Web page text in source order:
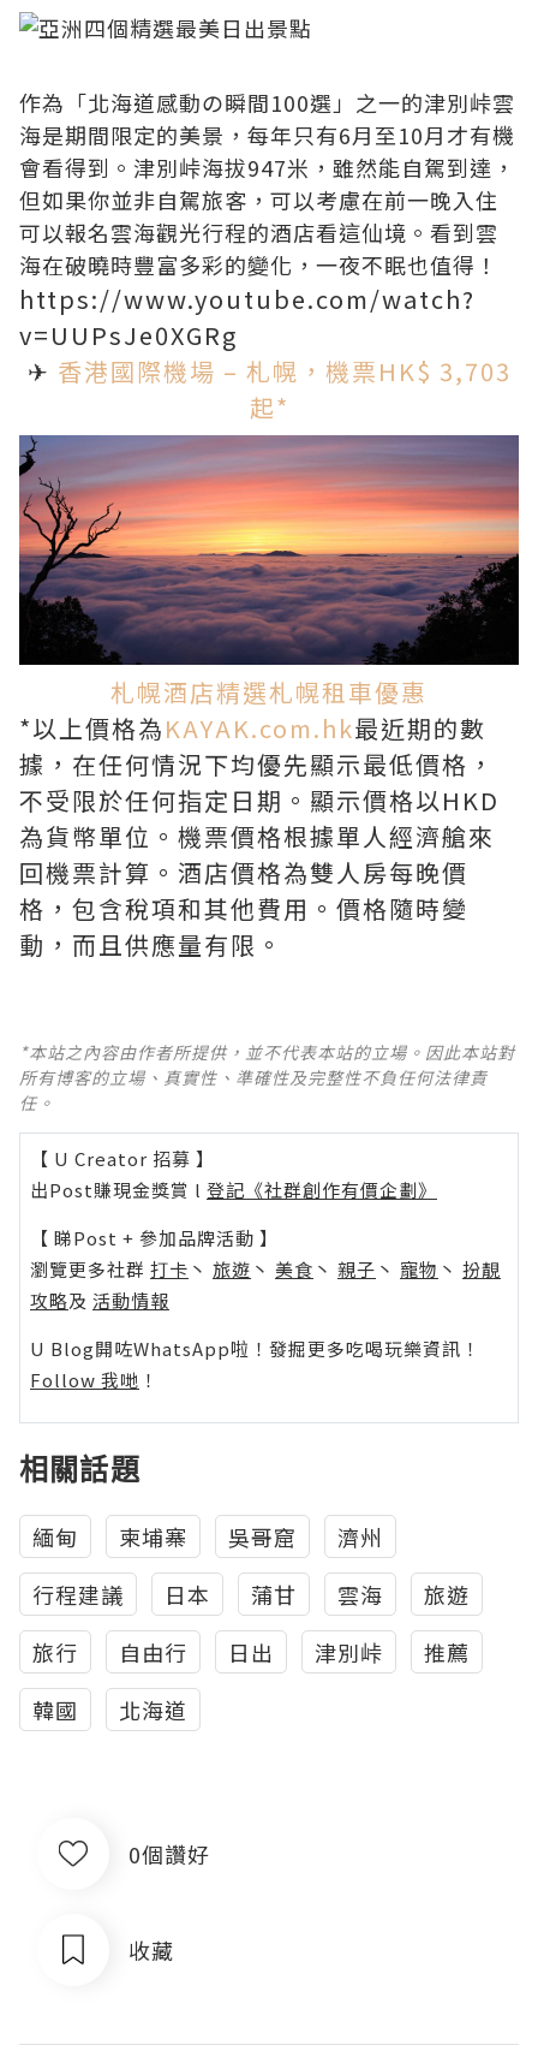
作為「北海道感動の瞬間100選」之一的津別峠雲
海是期間限定的美景，每年只有6月至10月才有機
會看得到。津別峠海拔947米，雖然能自駕到達，
但如果你並非自駕旅客，可以考慮在前一晚入住
可以報名雲海觀光行程的酒店看這仙境。看到雲
海在破曉時豐富多彩的變化，一夜不眠也值得！
https://www.youtube.com/watch?
v=UUPsJe0XGRg
✈ 香港國際機場 – 札幌，機票HK$ 3,703
起*
札幌酒店精選札幌租車優惠
*以上價格為KAYAK.com.hk最近期的數
據，在任何情況下均優先顯示最低價格，
不受限於任何指定日期。顯示價格以HKD
為貨幣單位。機票價格根據單人經濟艙來
回機票計算。酒店價格為雙人房每晚價
格，包含稅項和其他費用。價格隨時變
動，而且供應量有限。
*本站之內容由作者所提供，並不代表本站的立場。因此本站對
所有博客的立場、真實性、準確性及完整性不負任何法律責
任。
【 U Creator 招募 】
出Post賺現金獎賞 l 登記《社群創作有價企劃》
【 睇Post + 參加品牌活動 】
瀏覽更多社群 打卡 丶 旅遊 丶 美食 丶 親子 丶 寵物 丶 扮靚
攻略及 活動情報
U Blog開咗WhatsApp啦！發掘更多吃喝玩樂資訊！
Follow 我哋 ！
相關話題
緬甸 柬埔寨 吳哥窟
濟州
行程建議
日本 蒲甘 雲海
旅遊
旅行
自由行 日出 津別峠
推薦
韓國
北海道
0個讚好
收藏